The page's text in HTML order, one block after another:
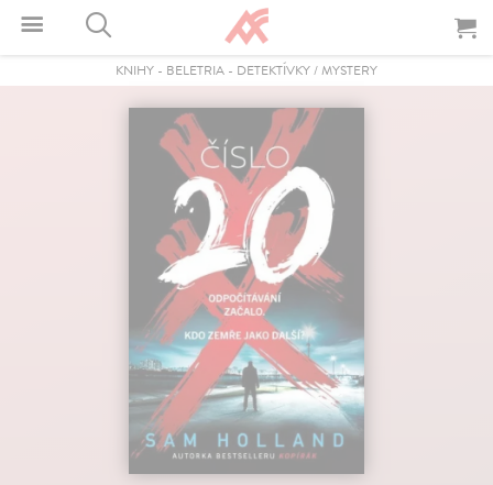
KNIHY - BELETRIA - DETEKTÍVKY / MYSTERY